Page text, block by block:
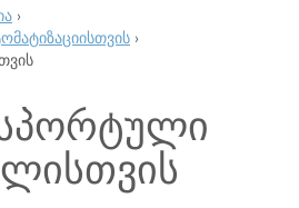
›
›
სპორტული